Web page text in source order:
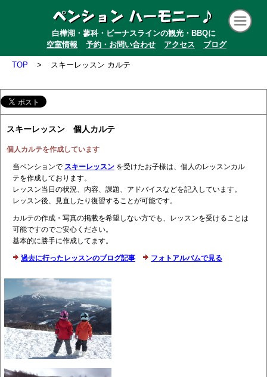
白樺湖・蓼科・ビーナスラインの観光・BBQに
空室情報
予約・お問い合わせ アクセス ブログ
TOP > スキーレッスン カルテ
スキーレッスン 個人カルテ
個人カルテを作成しています
当ペンションで スキーレッスン を受けたお子様は、個人のレッスンカル
テを作成しております。
レッスン当日の状況、内容、課題、アドバイスなどを記入しています。
レッスン後、見直したり復習することが可能です。
カルテの作成・写真の掲載を希望しない方でも、レッスンを受けることは
可能ですのでご安心ください。
基本的に勝手に作成してます。
過去に行ったレッスンのブログ記事 フォトアルバムで見る